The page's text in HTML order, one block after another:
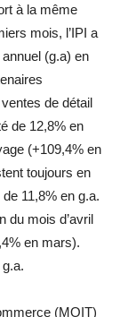
à la même
mois, l’IPI a
(g.a) en
de détail
de 12,8% en
(+109,4% en
toujours en
11,8% en g.a.
du mois d’avril
en mars).
(MOIT)